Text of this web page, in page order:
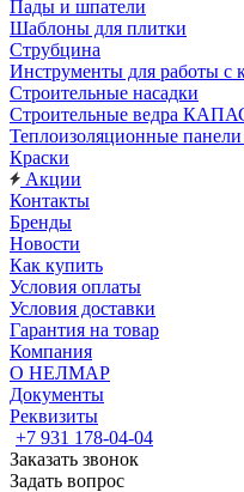
Пады и шпатели
Шаблоны для плитки
Струбцина
Инструменты для работы с
Строительные насадки
Строительные ведра
Теплоизоляционные
Краски
Акции
Контакты
Бренды
Новости
Как купить
Условия оплаты
Условия доставки
Гарантия на товар
Компания
О НЕЛМАР
Документы
Реквизиты
+7 931 178-04-04
Заказать звонок
Задать вопрос